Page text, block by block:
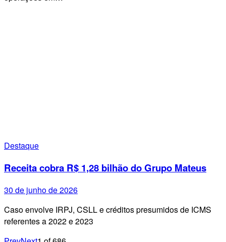
Destaque
Receita cobra R$ 1,28 bilhão do Grupo Mateus
30 de junho de 2026
Caso envolve IRPJ, CSLL e créditos presumidos de ICMS
referentes a 2022 e 2023